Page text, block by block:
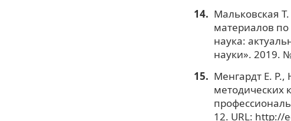
Мальковская
материалов
наука:
науки». 2019.
Менгардт Е.
методических
12. URL: http://